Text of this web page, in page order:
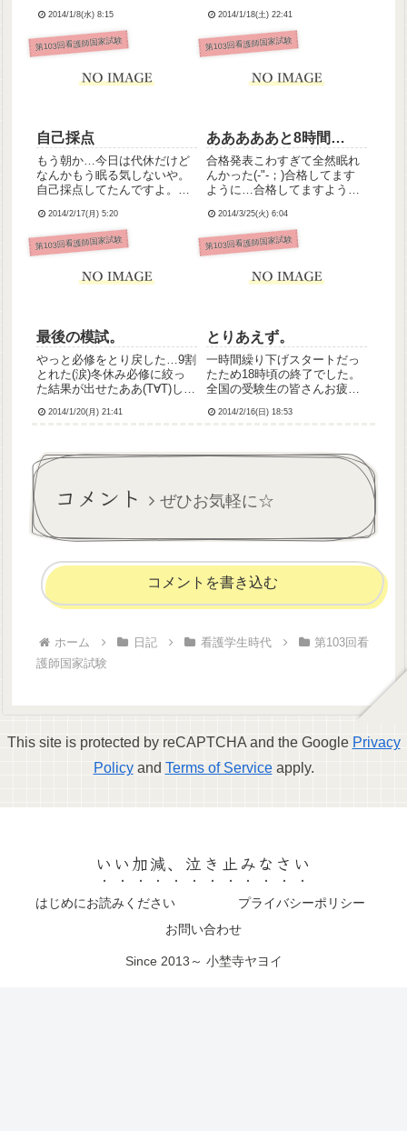
ただの嘔気ひどいだの呟いて
る場合じゃなかった。ひどい
のは成績だ馬鹿者め。ニュー
か。あと39日しかない。39日
2014/1/8(水) 8:15
自分が落ちるのも当然嫌だし
怖いけどそれ以上に怖いのは
私一人が落ちることによって
学校の実績を断ち切ってしま
2014/1/18(土) 22:41
第103回看護師国家試験
自己採点
もう朝か…今日は代休だけど
なんかもう眠る気しないや。
自己採点してたんですよ。必
たらアウトだった。落とさな
くてよかった本当に(ノ^Ｔ)一
般・状況は各社で解答がバラ
けてるところは不正解とし
2014/2/17(月) 5:20
第103回看護師国家試験
あああああと8時間…
合格発表こわすぎて全然眠れ
んかった(-"-；)合格してます
ように…合格してますよう
2014/3/25(火) 6:04
第103回看護師国家試験
最後の模試。
やっと必修をとり戻した…9割
とれた(涙)冬休み必修に絞っ
た結果が出せたああ(T∀T)しか
率が1割減＿ﾉ乙(､ﾝ､)＿なんだ
と必修9割とれたのに一般状況
で6割5...
2014/1/20(月) 21:41
第103回看護師国家試験
とりあえず。
一時間繰り下げスタートだっ
たため18時頃の終了でした。
全国の受験生の皆さんお疲れ
2014/2/16(日) 18:53
コメント ぜひお気軽に☆
コメントを書き込む
ホーム 日記 看護学生時代
第103回看
護師国家試験
This site is protected by reCAPTCHA and the Google Privacy
Policyand Terms of Serviceapply.
いい加減、泣き止みなさい
はじめにお読みください
プライバシーポリシー
お問い合わせ
Since 2013～ 小埜寺ヤヨイ